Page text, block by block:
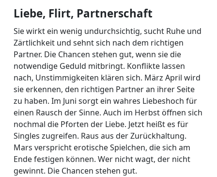
Liebe, Flirt, Partnerschaft
Sie wirkt ein wenig undurchsichtig, sucht Ruhe und
Zärtlichkeit und sehnt sich nach dem richtigen
Partner. Die Chancen stehen gut, wenn sie die
notwendige Geduld mitbringt. Konflikte lassen
nach, Unstimmigkeiten klären sich. März April wird
sie erkennen, den richtigen Partner an ihrer Seite
zu haben. Im Juni sorgt ein wahres Liebeshoch für
einen Rausch der Sinne. Auch im Herbst öffnen sich
nochmal die Pforten der Liebe. Jetzt heißt es für
Singles zugreifen. Raus aus der Zurückhaltung.
Mars verspricht erotische Spielchen, die sich am
Ende festigen können. Wer nicht wagt, der nicht
gewinnt. Die Chancen stehen gut.